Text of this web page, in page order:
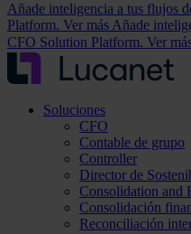
Añade inteligencia a tus flujos
Platform. Ver más Añade
CFO Solution Platform. Ver
Soluciones
CFO
Contable de grupo
Controller
Director de
Consolidation and
Consolidación
Reconciliación